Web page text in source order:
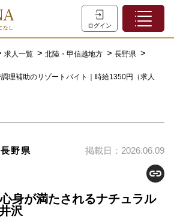
ログイン
求人一覧 北陸・甲信越地方
長野県
理補助のリゾートバイト｜時給1350円（求人
野県 掲載日：2026.06.09
身が満たされるナチュラル
沢